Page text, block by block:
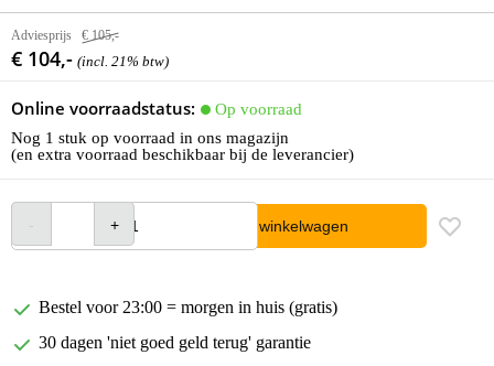
Adviesprijs € 105,-
€ 104,- (incl. 21% btw)
Online voorraadstatus:
Op voorraad
Nog 1 stuk op voorraad in ons magazijn
(en extra voorraad beschikbaar bij de leverancier)
In winkelwagen
Bestel voor 23:00 = morgen in huis (gratis)
30 dagen 'niet goed geld terug' garantie